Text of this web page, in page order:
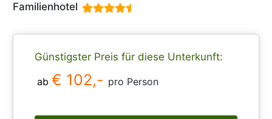
Familienhotel
Günstigster Preis für diese Unterkunft:
ab € 102,- pro Person